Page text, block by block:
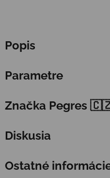
Popis
Parametre
Značka Pegres
Diskusia
Ostatné